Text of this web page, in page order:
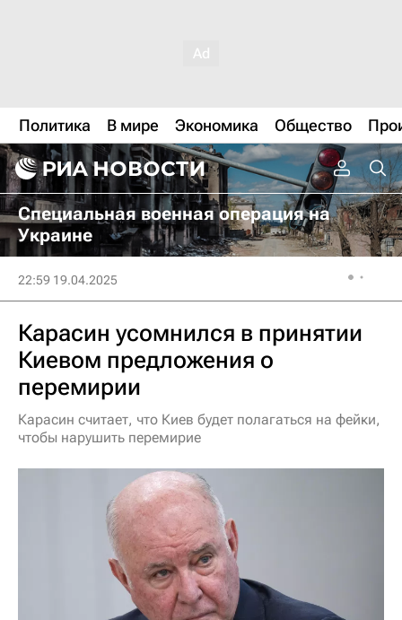
Политика В мире Экономика Общество
Специальная военная операция на
Украине
22:59 19.04.2025
Карасин усомнился в принятии
Киевом предложения о
перемирии
Карасин считает, что Киев будет полагаться на фейки,
чтобы нарушить перемирие